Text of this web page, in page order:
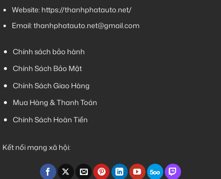
Website: https://thanhphatauto.net/
Email:thanhphatauto.net@gmail.com
Chính sách bảo hành
Chính Sách Bảo Mật
Chính Sách Giao Hàng
Mua Hàng & Thanh Toán
Chính Sách Hoàn Tiền
Kết nối mạng xã hội: